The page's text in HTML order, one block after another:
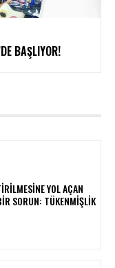
BAŞLIYOR!
YOL AÇAN
SORUN: TÜKENMIŞLIK